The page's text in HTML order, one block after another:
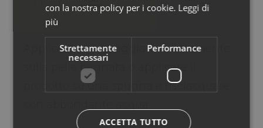
Applicare e massaggiare direttamente
sulla pelle bagnata o applicare il
prodotto su una spugna e risciacquare
con la nostra policy per i cookie. Leggi di
più
Strettamente
necessari
Performance
ACCETTA TUTTO